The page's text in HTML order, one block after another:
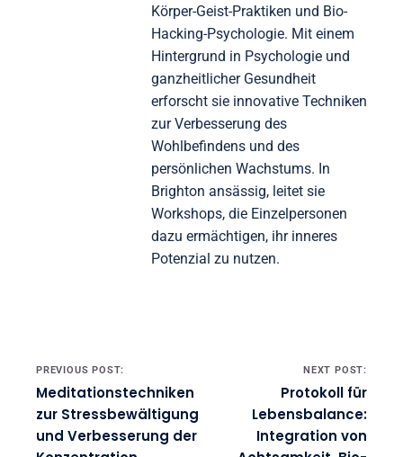
Körper-Geist-Praktiken und Bio-
Hacking-Psychologie. Mit einem
Hintergrund in Psychologie und
ganzheitlicher Gesundheit
erforscht sie innovative Techniken
zur Verbesserung des
Wohlbefindens und des
persönlichen Wachstums. In
Brighton ansässig, leitet sie
Workshops, die Einzelpersonen
dazu ermächtigen, ihr inneres
Potenzial zu nutzen.
Post navigation
PREVIOUS POST:
Meditationstechniken
zur Stressbewältigung
und Verbesserung der
NEXT POST:
Protokoll für
Lebensbalance:
Integration von